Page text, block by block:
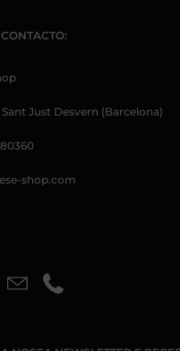
Just Desvern (Barcelona)
shop.com
Email Telefone